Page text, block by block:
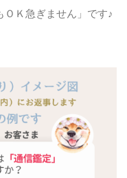
Ｋ急ぎません」です♪